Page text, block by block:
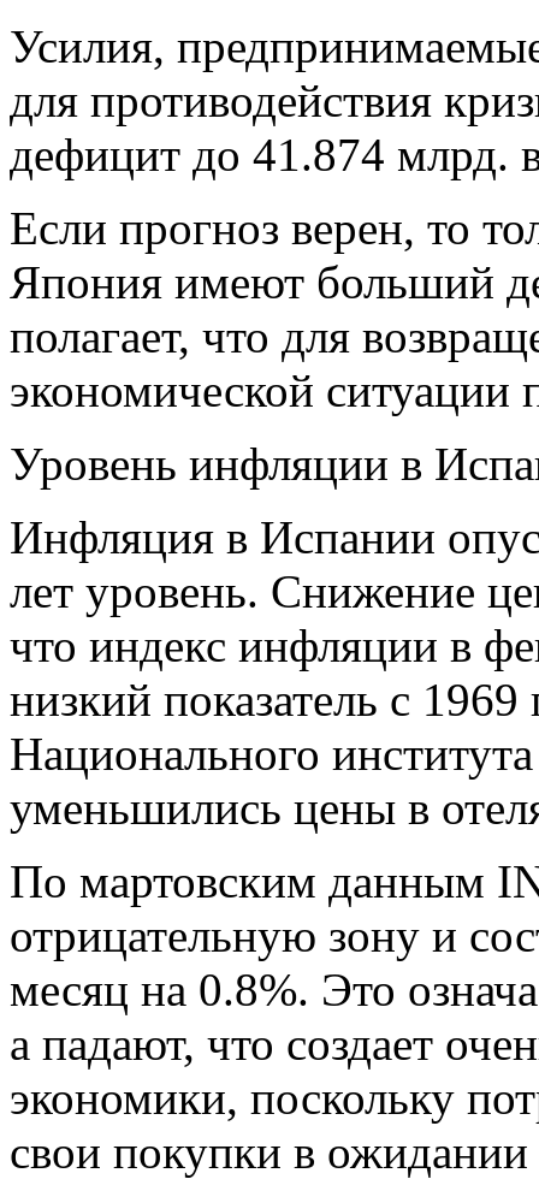
Усилия,
для противодействия
дефицит до 41.874 млрд.
Если прогноз верен, то
Япония имеют больший
полагает, что для
экономической ситуации
Уровень инфляции в
Инфляция в Испании
лет уровень. Снижение
что индекс инфляции в
низкий показатель с
Национального
уменьшились цены в
По мартовским данным
отрицательную зону и
месяц на 0.8%. Это
а падают, что создает
экономики, поскольку
свои покупки в